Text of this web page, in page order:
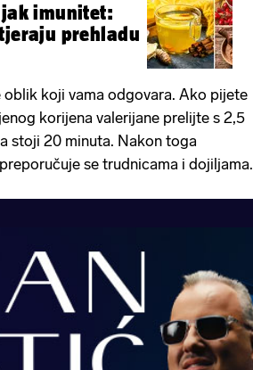
jak imunitet:
prehladu
oblik koji vama odgovara. Ako pijete
korijena valerijane prelijte s 2,5
stoji 20 minuta. Nakon toga
se trudnicama i dojiljama.